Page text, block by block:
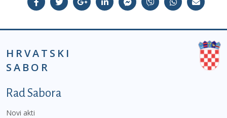
HRVATSKI
SABOR
Podnožje prvi izbornik
Rad Sabora
Novi akti